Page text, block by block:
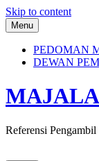
Skip to content
Menu
PEDOMAN
DEWAN
Referensi Pengambil